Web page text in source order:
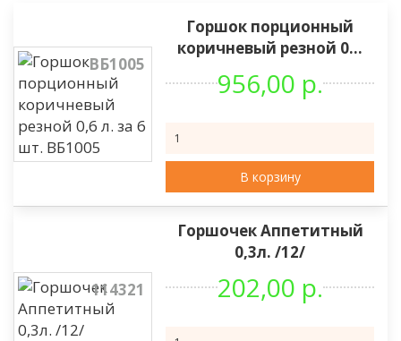
ВБ1005
Горшок порционный
коричневый резной 0...
956,00 р.
В корзину
114321
Горшочек Аппетитный
0,3л. /12/
202,00 р.